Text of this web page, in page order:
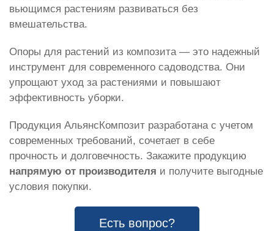
вьющимся растениям развиваться без
вмешательства.
Опоры для растений из композита — это надежный
инструмент для современного садоводства. Они
упрощают уход за растениями и повышают
эффективность уборки.
Продукция АльянсКомпозит разработана с учетом
современных требований, сочетает в себе
прочность и долговечность. Закажите продукцию
напрямую от производителя и получите выгодные
условия покупки.
Есть вопрос?